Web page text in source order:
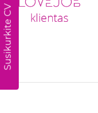
Susikurkite CV